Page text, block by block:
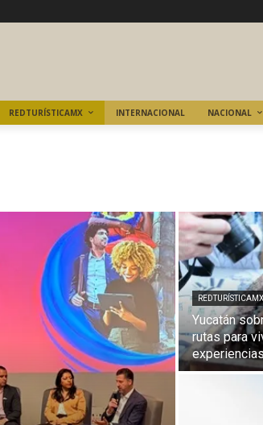
REDTURÍSTICAMX INTERNACIONAL NACIONAL
REDTURÍSTICAMX
Yucatán
rutas para